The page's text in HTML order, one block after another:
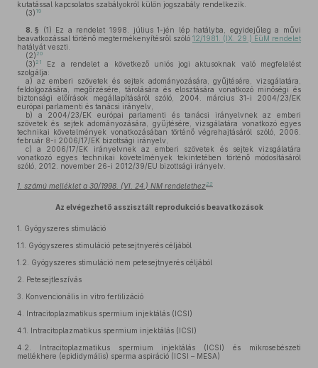
kutatással kapcsolatos szabályokról külön jogszabály rendelkezik.
(3) 19
8. § (1) Ez a rendelet 1998. július 1-jén lép hatályba, egyidejűleg a művi
beavatkozással történő megtermékenyítésről szóló 12/1981. (IX. 29.) EüM rendelet
hatályát veszti.
(2) 20
(3) 21
Ez a rendelet a következő uniós jogi aktusoknak való megfelelést
szolgálja:
a) az emberi szövetek és sejtek adományozására, gyűjtésére, vizsgálatára,
feldolgozására, megőrzésére, tárolására és elosztására vonatkozó minőségi és
biztonsági előírások megállapításáról szóló, 2004. március 31-i 2004/23/EK
európai parlamenti és tanácsi irányelv,
b) a 2004/23/EK európai parlamenti és tanácsi irányelvnek az emberi
szövetek és sejtek adományozására, gyűjtésére, vizsgálatára vonatkozó egyes
technikai követelmények vonatkozásában történő végrehajtásáról szóló, 2006.
február 8-i 2006/17/EK bizottsági irányelv,
c) a 2006/17/EK irányelvnek az emberi szövetek és sejtek vizsgálatára
vonatkozó egyes technikai követelmények tekintetében történő módosításáról
szóló, 2012. november 26-i 2012/39/EU bizottsági irányelv.
1. számú melléklet a 30/1998. (VI. 24.) NM rendelethez 22
Az elvégezhető asszisztált reprodukciós beavatkozások
1.
Gyógyszeres stimuláció
1.1.
Gyógyszeres stimuláció petesejtnyerés céljából
1.2.
Gyógyszeres stimuláció nem petesejtnyerés céljából
2.
Petesejtleszívás
3.
Konvencionális in vitro fertilizáció
4.
Intracitoplazmatikus spermium injektálás (ICSI)
4.1.
Intracitoplazmatikus spermium injektálás (ICSI)
4.2.
Intracitoplazmatikus spermium injektálás (ICSI) és mikrosebészeti
mellékhere (epididymális) sperma aspiráció (ICSI – MESA)